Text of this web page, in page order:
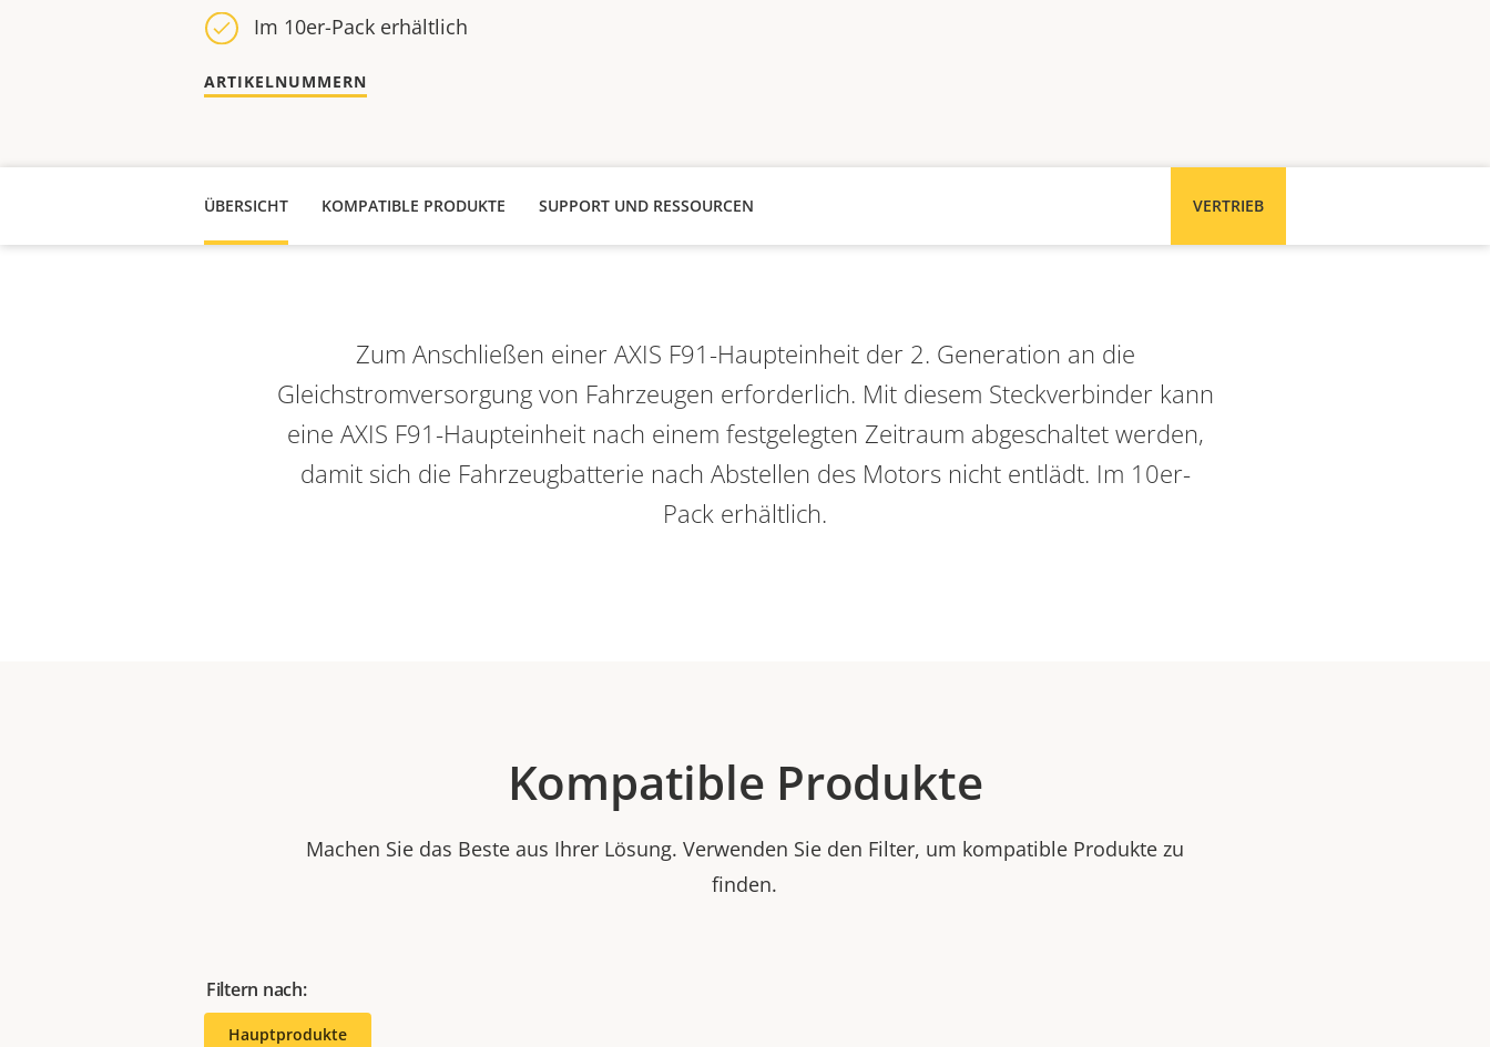
Im 10er-Pack erhältlich
ARTIKELNUMMERN
ÜBERSICHT KOMPATIBLE PRODUKTE VERTRIEB
SUPPORT UND RESSOURCEN
Zum Anschließen einer AXIS F91-Haupteinheit der 2. Generation an die
Gleichstromversorgung von Fahrzeugen erforderlich. Mit diesem Steckverbinder kann
eine AXIS F91-Haupteinheit nach einem festgelegten Zeitraum abgeschaltet werden,
damit sich die Fahrzeugbatterie nach Abstellen des Motors nicht entlädt. Im 10er-
Pack erhältlich.
Kompatible Produkte
Machen Sie das Beste aus Ihrer Lösung. Verwenden Sie den Filter, um kompatible Produkte zu
finden.
Filtern nach:
Hauptprodukte